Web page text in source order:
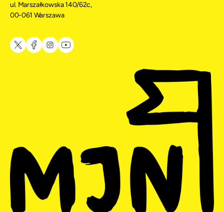
ul. Marszałkowska 140/62c,
00-061 Warszawa